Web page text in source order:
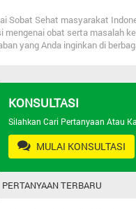
Sobat Sehat masyarakat
obat serta masalah
yang Anda inginkan di
KONSULTASI
Silahkan Cari Pertanyaan Atau
MULAI KONSULTASI
PERTANYAAN TERBARU